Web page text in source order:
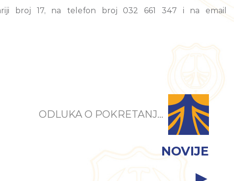
broj 17, na telefon broj 032 661 347 i na email
ODLUKA O POKRETANJ...
NOVIJE